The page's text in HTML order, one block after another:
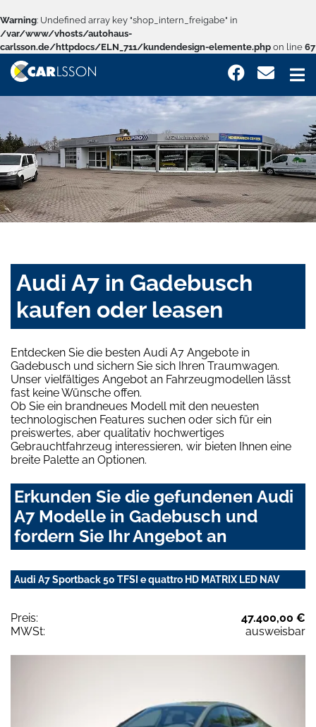
Warning: Undefined array key "shop_intern_freigabe" in
/var/www/vhosts/autohaus-
carlsson.de/httpdocs/ELN_711/kundendesign-elemente.php on line 67
Audi A7 in Gadebusch
kaufen oder leasen
Entdecken Sie die besten Audi A7 Angebote in
Gadebusch und sichern Sie sich Ihren Traumwagen.
Unser vielfältiges Angebot an Fahrzeugmodellen lässt
fast keine Wünsche offen.
Ob Sie ein brandneues Modell mit den neuesten
technologischen Features suchen oder sich für ein
preiswertes, aber qualitativ hochwertiges
Gebrauchtfahrzeug interessieren, wir bieten Ihnen eine
breite Palette an Optionen.
Erkunden Sie die gefundenen Audi
A7 Modelle in Gadebusch und
fordern Sie Ihr Angebot an
Audi A7 Sportback 50 TFSI e quattro HD MATRIX LED NAV
Preis:
47.400,00 €
MWSt:
ausweisbar